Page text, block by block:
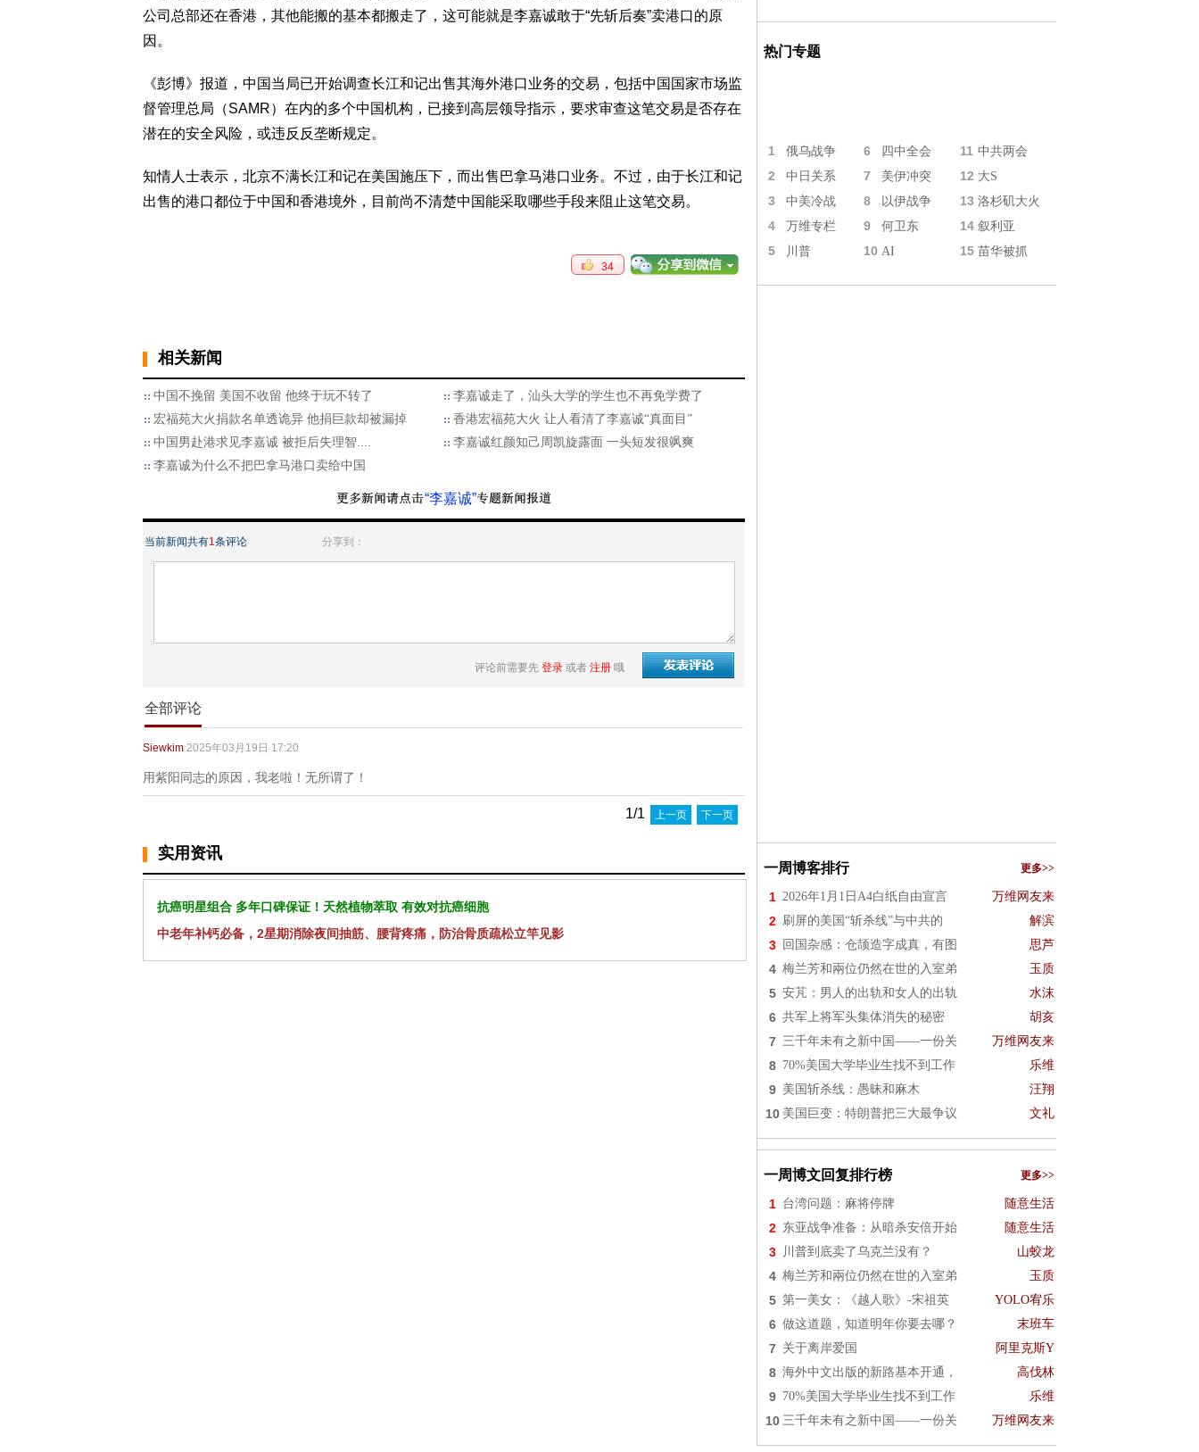
公司总部还在香港，其他能搬的基本都搬走了，这可能就是李嘉诚敢于“先斩后奏”卖港口的原
因。
《彭博》报道，中国当局已开始调查长江和记出售其海外港口业务的交易，包括中国国家市场监
督管理总局（SAMR）在内的多个中国机构，已接到高层领导指示，要求审查这笔交易是否存在
潜在的安全风险，或违反反垄断规定。
知情人士表示，北京不满长江和记在美国施压下，而出售巴拿马港口业务。不过，由于长江和记
出售的港口都位于中国和香港境外，目前尚不清楚中国能采取哪些手段来阻止这笔交易。
34
相关新闻
中国不挽留 美国不收留 他终于玩不转了
李嘉诚走了，汕头大学的学生也不再免学费了
宏福苑大火捐款名单透诡异 他捐巨款却被漏掉
香港宏福苑大火 让人看清了李嘉诚“真面目”
中国男赴港求见李嘉诚 被拒后失理智....
李嘉诚红颜知己周凯旋露面 一头短发很飒爽
李嘉诚为什么不把巴拿马港口卖给中国
“李嘉诚”
当前新闻共有1条评论 分享到：
评论前需要先 登录 或者 注册 哦
全部评论
Siewkim 2025年03月19日 17:20
用紫阳同志的原因，我老啦！无所谓了！
1/1 上一页 下一页
实用资讯
抗癌明星组合 多年口碑保证！天然植物萃取 有效对抗癌细胞
中老年补钙必备，2星期消除夜间抽筋、腰背疼痛，防治骨质疏松立竿见影
热门专题
1 俄乌战争 6 四中全会 11 中共两会
2 中日关系 7 美伊冲突 12 大S
3 中美冷战 8 以伊战争 13 洛杉矶大火
4 万维专栏 9 何卫东 14 叙利亚
5 川普 10 AI 15 苗华被抓
一周博客排行 更多>>
1 2026年1月1日A4白纸自由宣言 万维网友来
2 刷屏的美国“斩杀线”与中共的 解滨
3 回国杂感：仓颉造字成真，有图 思芦
4 梅兰芳和兩位仍然在世的入室弟 玉质
5 安芃：男人的出轨和女人的出轨 水沫
6 共军上将军头集体消失的秘密 胡亥
7 三千年未有之新中国——一份关 万维网友来
8 70%美国大学毕业生找不到工作 乐维
9 美国斩杀线：愚昧和麻木 汪翔
10 美国巨变：特朗普把三大最争议 文礼
一周博文回复排行榜 更多>>
1 台湾问题：麻将停牌 随意生活
2 东亚战争准备：从暗杀安倍开始 随意生活
3 川普到底卖了乌克兰没有？ 山蛟龙
4 梅兰芳和兩位仍然在世的入室弟 玉质
5 第一美女：《越人歌》-宋祖英 YOLO宥乐
6 做这道题，知道明年你要去哪？ 末班车
7 关于离岸爱国 阿里克斯Y
8 海外中文出版的新路基本开通， 高伐林
9 70%美国大学毕业生找不到工作 乐维
10 三千年未有之新中国——一份关 万维网友来